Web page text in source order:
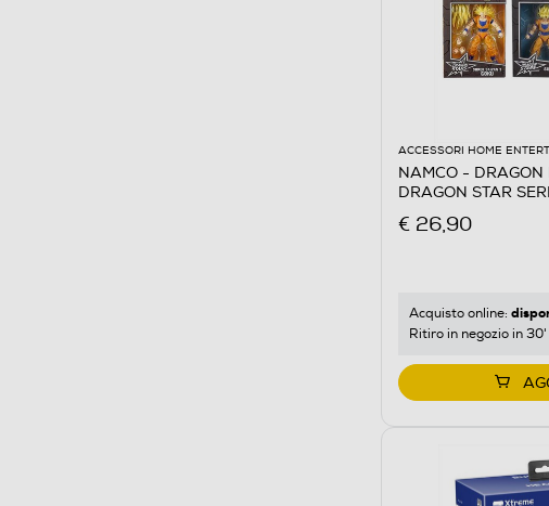
ACCESSORI HOME
NAMCO - DRAGON
DRAGON STAR
€ 26,90
Acquisto online:
Ritiro in negozio in